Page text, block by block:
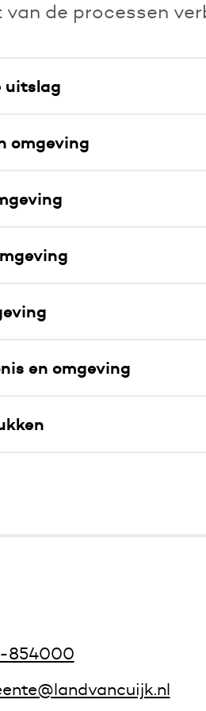
van de processen
uitslag
omgeving
en omgeving
854000